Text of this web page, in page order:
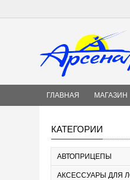
ГЛАВНАЯ МАГАЗИН
КАТЕГОРИИ
АВТОПРИЦЕПЫ
АКСЕССУАРЫ ДЛЯ